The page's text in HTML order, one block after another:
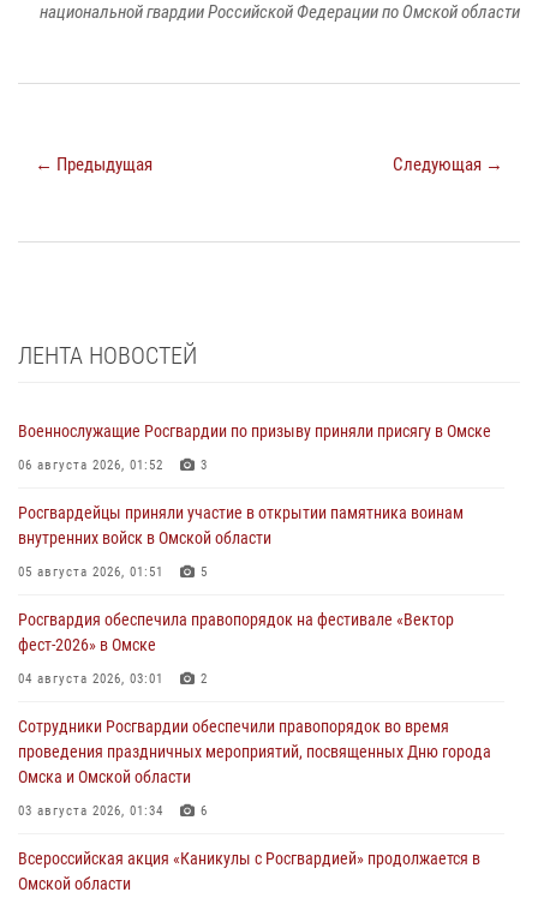
национальной гвардии Российской Федерации по Омской области
← Предыдущая Следующая →
ЛЕНТА НОВОСТЕЙ
Военнослужащие Росгвардии по призыву приняли присягу в Омске
06 августа 2026, 01:52 3
Росгвардейцы приняли участие в открытии памятника воинам
внутренних войск в Омской области
05 августа 2026, 01:51 5
Росгвардия обеспечила правопорядок на фестивале «Вектор
фест-2026» в Омске
04 августа 2026, 03:01 2
Сотрудники Росгвардии обеспечили правопорядок во время
проведения праздничных мероприятий, посвященных Дню города
Омска и Омской области
03 августа 2026, 01:34 6
Всероссийская акция «Каникулы с Росгвардией» продолжается в
Омской области